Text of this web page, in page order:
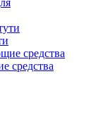
средства